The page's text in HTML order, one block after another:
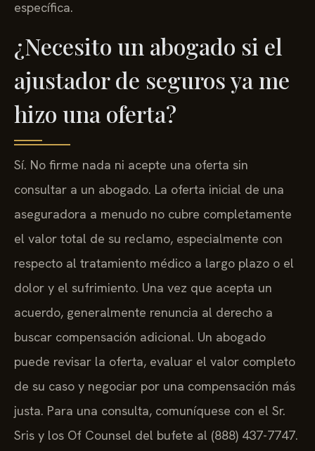
específica.
¿Necesito un abogado si el
ajustador de seguros ya me
hizo una oferta?
Sí. No firme nada ni acepte una oferta sin
consultar a un abogado. La oferta inicial de una
aseguradora a menudo no cubre completamente
el valor total de su reclamo, especialmente con
respecto al tratamiento médico a largo plazo o el
dolor y el sufrimiento. Una vez que acepta un
acuerdo, generalmente renuncia al derecho a
buscar compensación adicional. Un abogado
puede revisar la oferta, evaluar el valor completo
de su caso y negociar por una compensación más
justa. Para una consulta, comuníquese con el Sr.
Sris y los Of Counsel del bufete al (888) 437-7747.